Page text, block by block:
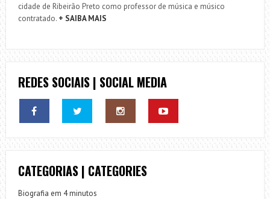
cidade de Ribeirão Preto como professor de música e músico
contratado. + SAIBA MAIS
REDES SOCIAIS | SOCIAL MEDIA
CATEGORIAS | CATEGORIES
Biografia em 4 minutos